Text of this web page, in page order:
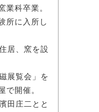
業科卒業。
所に入所し
居、窯を設
展覧会」を
で開催。
田庄二とと